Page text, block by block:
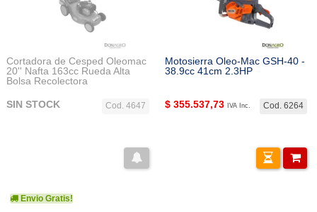
Cortadora de Cesped Oleomac
20'' Nafta 163cc Rueda Alta
Bolsa Recolectora
Cod. 4647
SIN STOCK
Motosierra Oleo-Mac GSH-40 -
38.9cc 41cm 2.3HP
Cod. 6264
$ 355.537,73 IVA Inc.
Envio Gratis!